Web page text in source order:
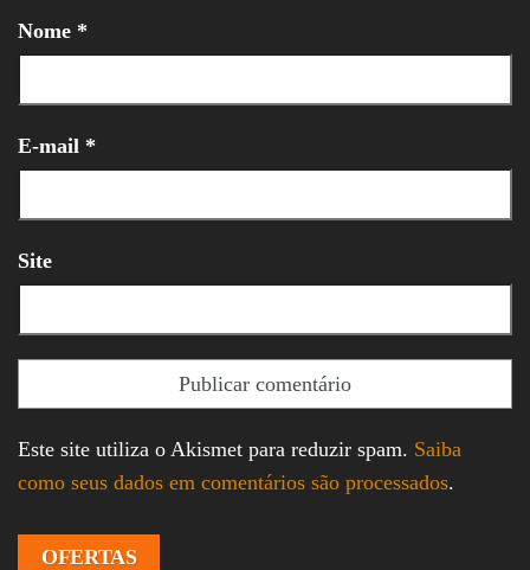
Nome *
E-mail *
Site
Este site utiliza o Akismet para reduzir spam. Saiba
como seus dados em comentários são processados.
OFERTAS